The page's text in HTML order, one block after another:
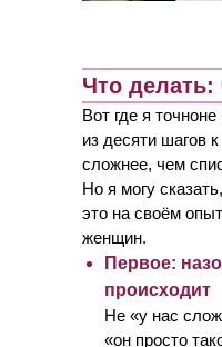
Что делать:
Вот где я
из десяти шагов
сложнее, чем
Но я могу
это на своём
женщин.
Первое:
происходит
Не «у нас
«он просто